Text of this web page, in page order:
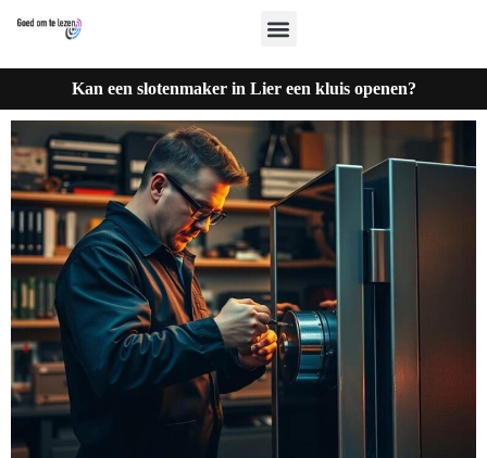
Kan een slotenmaker in Lier een kluis openen?